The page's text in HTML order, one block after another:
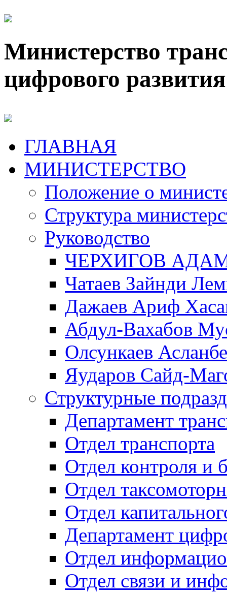
Министерство
цифрового
ГЛАВНАЯ
МИНИСТЕРСТВО
Положение о
Структура
Руководство
ЧЕРХИГОВ
Чатаев Зайнди
Дажаев Ариф
Абдул-Вахабов
Олсункаев
Яударов Сайд-
Структурные
Департамент
Отдел транспорта
Отдел контроля и
Отдел
Отдел
Департамент
Отдел
Отдел связи и